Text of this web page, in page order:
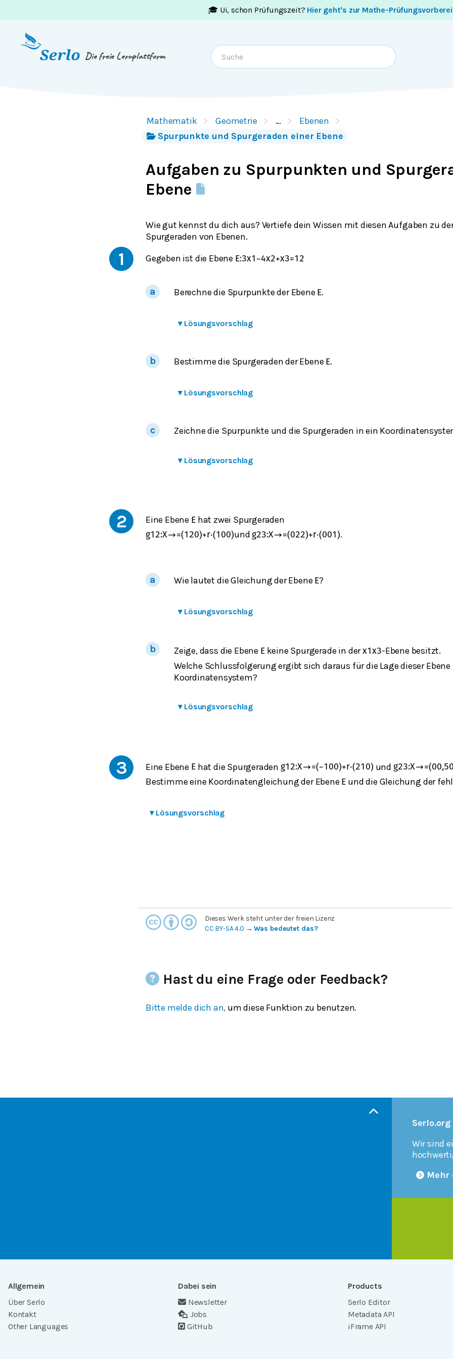
🎓 Ui, schon Prüfungszeit? Hier geht's zur Mathe-
Die freie Lernplattform
Mathematik Geometrie …
Ebenen
Spurpunkte und Spurgeraden einer Ebene
Aufgaben zu Spurpunkten und
Ebene
Wie gut kennst du dich aus? Vertiefe dein Wissen mit diesen Aufgaben zu
Spurgeraden von Ebenen.
1 Gegeben ist die Ebene E:3x1 −4x2+x3=12
Berechne die Spurpunkte der Ebene E.
▾ Lösungsvorschlag
Bestimme die Spurgeraden der Ebene E.
▾ Lösungsvorschlag
Zeichne die Spurpunkte und die Spurgeraden in ein
▾ Lösungsvorschlag
2 Eine Ebene Ehat zwei Spurgeraden
g12:X→=(1 20)+r⋅(1 00)und g23:X→=(022)+r⋅(001 ).
Wie lautet die Gleichung der Ebene E?
▾ Lösungsvorschlag
Zeige, dass die Ebene Ekeine Spurgerade in derx1 x3-Ebene besitzt.
Welche Schlussfolgerung ergibt sich daraus für die Lage dieser
Koordinatensystem?
▾ Lösungsvorschlag
3 Eine Ebene Ehat die Spurgeraden g12:X→=(−1 00)+r⋅(21 0) und g23:X→=(00,5
Bestimme eine Koordinatengleichung der Ebene E und die Gleichung der
▾ Lösungsvorschlag
Dieses Werk steht unter der freien Lizenz
CC BY-SA 4.0 →Was bedeutet das?
Hast du eine Frage oder Feedback?
Bitte melde dich an, um diese Funktion zu benutzen.
Wir sind
Mehr
Allgemein
Über Serlo
Kontakt
Other Languages
Dabei sein
Newsletter
Jobs
GitHub
Products
Serlo Editor
Metadata API
iFrame API